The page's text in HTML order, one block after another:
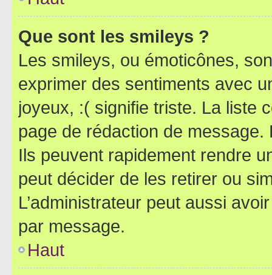
Que sont les smileys ?
Les smileys, ou émoticônes,
exprimer des sentiments avec
joyeux, :( signifie triste. La liste
page de rédaction de
Ils peuvent rapidement rendre
peut décider de les retirer ou
L’administrateur peut aussi
par message.
Haut